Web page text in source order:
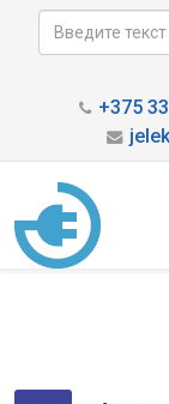
+375